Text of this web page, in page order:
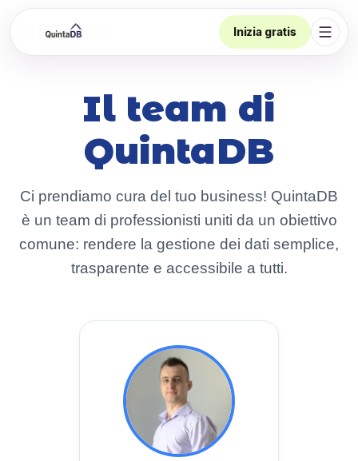
Inizia gratis
Apri
Il team di
QuintaDB
Ci prendiamo cura del tuo business! QuintaDB
è un team di professionisti uniti da un obiettivo
comune: rendere la gestione dei dati semplice,
trasparente e accessibile a tutti.